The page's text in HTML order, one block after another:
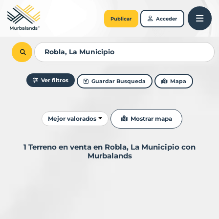
Publicar Acceder
Ver filtros Guardar Busqueda Mapa
Ordenar resultados
Mejor valorados Mostrar mapa
1 Terreno en venta en Robla, La Municipio con
Murbalands